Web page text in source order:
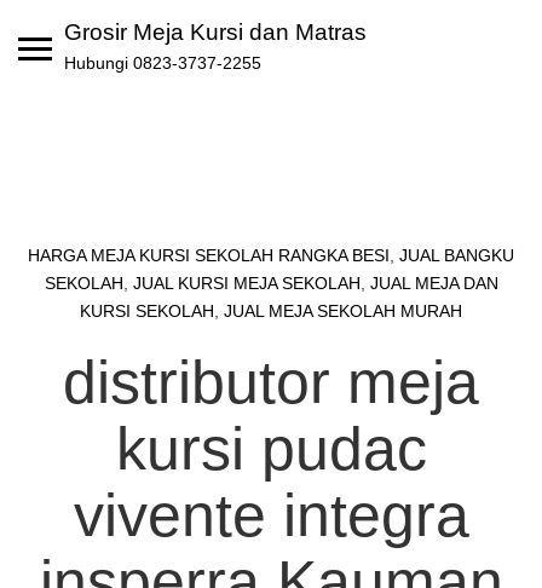
Grosir Meja Kursi dan Matras
Hubungi 0823-3737-2255
HARGA MEJA KURSI SEKOLAH RANGKA BESI JUAL BANGKU
SEKOLAH JUAL KURSI MEJA SEKOLAH JUAL MEJA DAN
KURSI SEKOLAH JUAL MEJA SEKOLAH MURAH
distributor meja
kursi pudac
vivente integra